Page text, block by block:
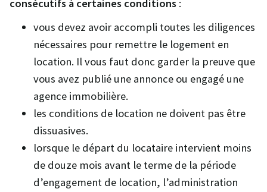
consécutifs à certaines conditions :
vous devez avoir accompli toutes les diligences
nécessaires pour remettre le logement en
location. Il vous faut donc garder la preuve que
vous avez publié une annonce ou engagé une
agence immobilière.
les conditions de location ne doivent pas être
dissuasives.
lorsque le départ du locataire intervient moins
de douze mois avant le terme de la période
d’engagement de location, l’administration